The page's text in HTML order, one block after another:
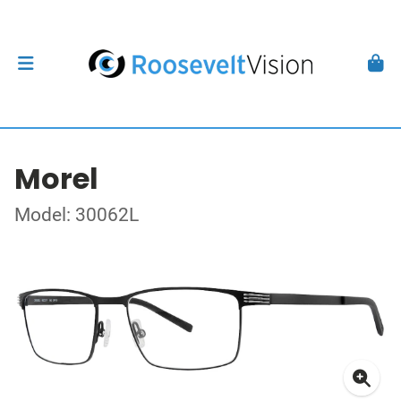
Morel
Model: 30062L